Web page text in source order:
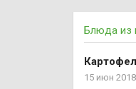
Блюда из
15 июн 2018